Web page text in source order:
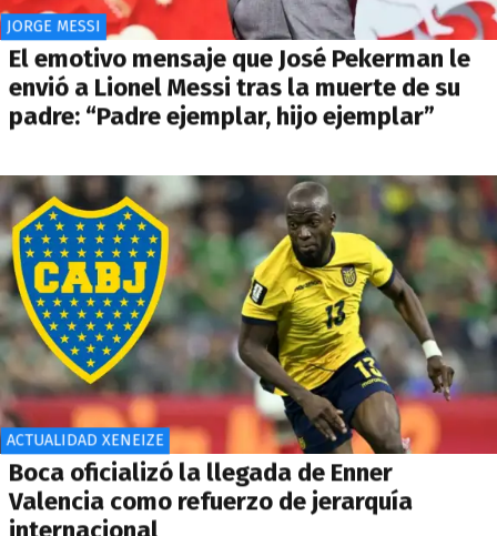
JORGE MESSI
El emotivo mensaje que José Pekerman le
envió a Lionel Messi tras la muerte de su
padre: “Padre ejemplar, hijo ejemplar”
ACTUALIDAD XENEIZE
Boca oficializó la llegada de Enner
Valencia como refuerzo de jerarquía